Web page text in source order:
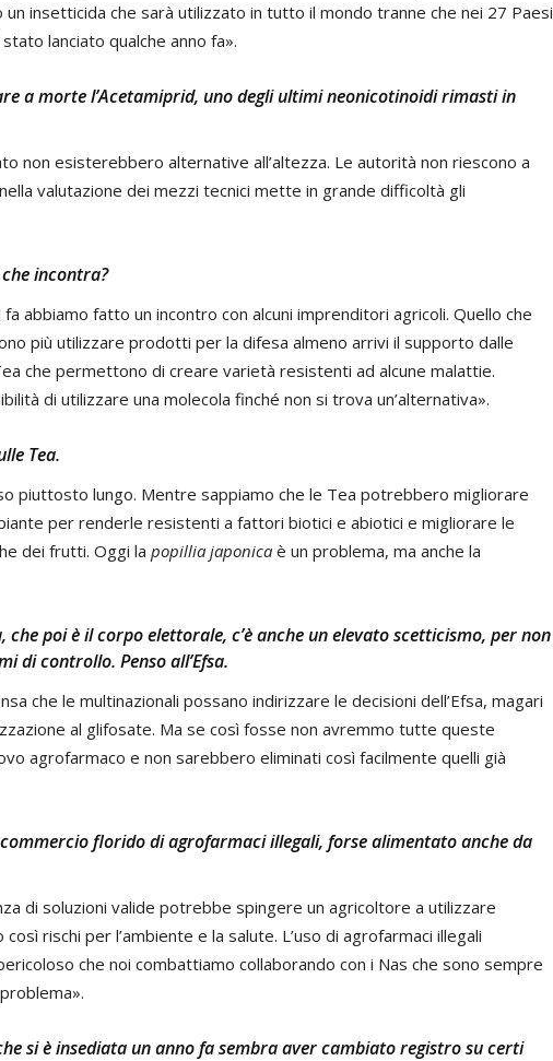
insetticida che sarà utilizzato in tutto il mondo tranne che nei 27 Paesi
lanciato qualche anno fa».
a morte l’Acetamiprid, uno degli ultimi neonicotinoidi rimasti in
non esisterebbero alternative all’altezza. Le autorità non riescono a
valutazione dei mezzi tecnici mette in grande difficoltà gli
incontra?
abbiamo fatto un incontro con alcuni imprenditori agricoli. Quello che
più utilizzare prodotti per la difesa almeno arrivi il supporto dalle
che permettono di creare varietà resistenti ad alcune malattie.
di utilizzare una molecola finché non si trova un’alternativa».
Tea.
piuttosto lungo. Mentre sappiamo che le Tea potrebbero migliorare
per renderle resistenti a fattori biotici e abiotici e migliorare le
dei frutti. Oggi la popillia japonica è un problema, ma anche la
che poi è il corpo elettorale, c’è anche un elevato scetticismo, per non
di controllo. Penso all’Efsa.
che le multinazionali possano indirizzare le decisioni dell’Efsa, magari
al glifosate. Ma se così fosse non avremmo tutte queste
agrofarmaco e non sarebbero eliminati così facilmente quelli già
commercio florido di agrofarmaci illegali, forse alimentato anche da
di soluzioni valide potrebbe spingere un agricoltore a utilizzare
rischi per l’ambiente e la salute. L’uso di agrofarmaci illegali
che noi combattiamo collaborando con i Nas che sono sempre
si è insediata un anno fa sembra aver cambiato registro su certi